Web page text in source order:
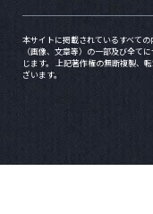
Ａ 現金またはク
yPayでお支払
本サイトに掲載されているすべて
（画像、文章等）の一部及び全て
じます。 上記著作権の無断複製、
ざいます。